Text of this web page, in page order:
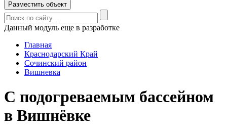
Разместить объект
Данный модуль еще в разработке
Главная
Краснодарский Край
Сочинский район
Вишневка
С подогреваемым бассейном
в Вишнёвке